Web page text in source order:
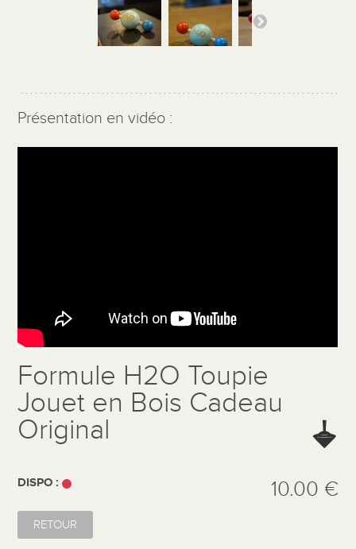
Présentation en vidéo :
Formule H2O Toupie
Jouet en Bois Cadeau
Original
DISPO : 10.00 €
RETOUR